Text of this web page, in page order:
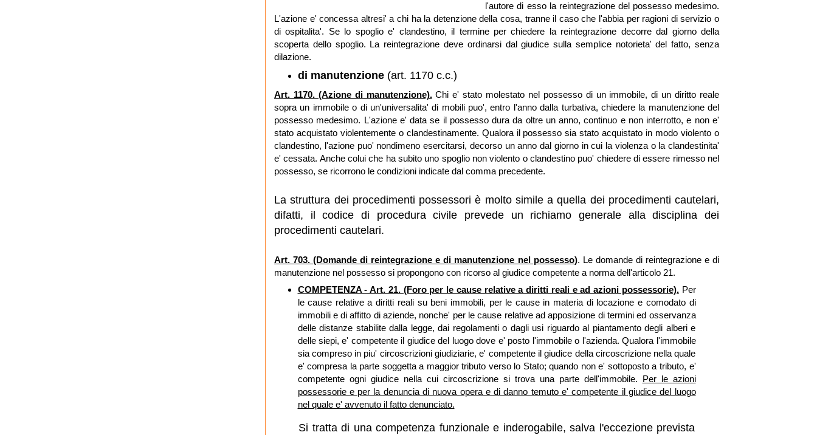
l'autore di esso la reintegrazione del possesso medesimo.
L'azione e' concessa altresi' a chi ha la detenzione della cosa, tranne il caso che l'abbia per ragioni di servizio o
di ospitalita'. Se lo spoglio e' clandestino, il termine per chiedere la reintegrazione decorre dal giorno della
scoperta dello spoglio. La reintegrazione deve ordinarsi dal giudice sulla semplice notorieta' del fatto, senza
dilazione.
di manutenzione(art. 1170 c.c.)
Art. 1170. (Azione di manutenzione).Chi e' stato molestato nel possesso di un immobile, di un diritto reale
sopra un immobile o di un'universalita' di mobili puo', entro l'anno dalla turbativa, chiedere la manutenzione del
possesso medesimo. L'azione e' data se il possesso dura da oltre un anno, continuo e non interrotto, e non e'
stato acquistato violentemente o clandestinamente. Qualora il possesso sia stato acquistato in modo violento o
clandestino, l'azione puo' nondimeno esercitarsi, decorso un anno dal giorno in cui la violenza o la clandestinita'
e' cessata. Anche colui che ha subito uno spoglio non violento o clandestino puo' chiedere di essere rimesso nel
possesso, se ricorrono le condizioni indicate dal comma precedente.
La struttura dei procedimenti possessori è molto simile a quella dei procedimenti cautelari,
difatti, il codice di procedura civile prevede un richiamo generale alla disciplina dei
procedimenti cautelari.
Art. 703. (Domande di reintegrazione e di manutenzione nel possesso). Le domande di reintegrazione e di
manutenzione nel possesso si propongono con ricorso al giudice competente a norma dell'articolo 21.
COMPETENZA - Art. 21. (Foro per le cause relative a diritti reali e ad azioni possessorie).Per
le cause relative a diritti reali su beni immobili, per le cause in materia di locazione e comodato di
immobili e di affitto di aziende, nonche' per le cause relative ad apposizione di termini ed osservanza
delle distanze stabilite dalla legge, dai regolamenti o dagli usi riguardo al piantamento degli alberi e
delle siepi, e' competente il giudice del luogo dove e' posto l'immobile o l'azienda. Qualora l'immobile
sia compreso in piu' circoscrizioni giudiziarie, e' competente il giudice della circoscrizione nella quale
e' compresa la parte soggetta a maggior tributo verso lo Stato; quando non e' sottoposto a tributo, e'
competente ogni giudice nella cui circoscrizione si trova una parte dell'immobile. Per le azioni
possessorie e per la denuncia di nuova opera e di danno temuto e' competente il giudice del luogo
nel quale e' avvenuto il fatto denunciato.
Si tratta di una competenza funzionale e inderogabile, salva l'eccezione prevista